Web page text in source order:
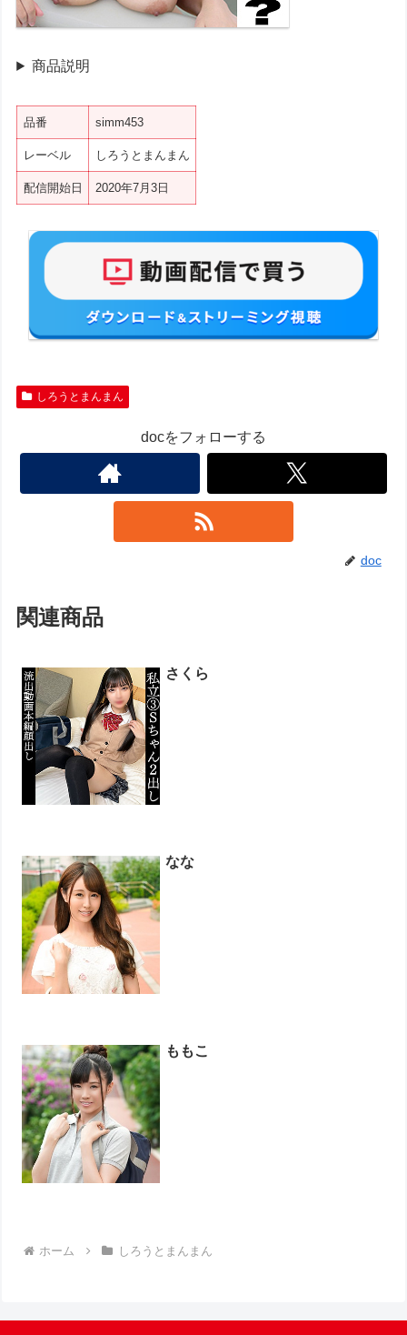
商品説明
品番 simm453
レーベル しろうとまんまん
配信開始日 2020年7月3日
しろうとまんまん
docをフォローする
doc
関連商品
さくら
なな
ももこ
ホーム しろうとまんまん